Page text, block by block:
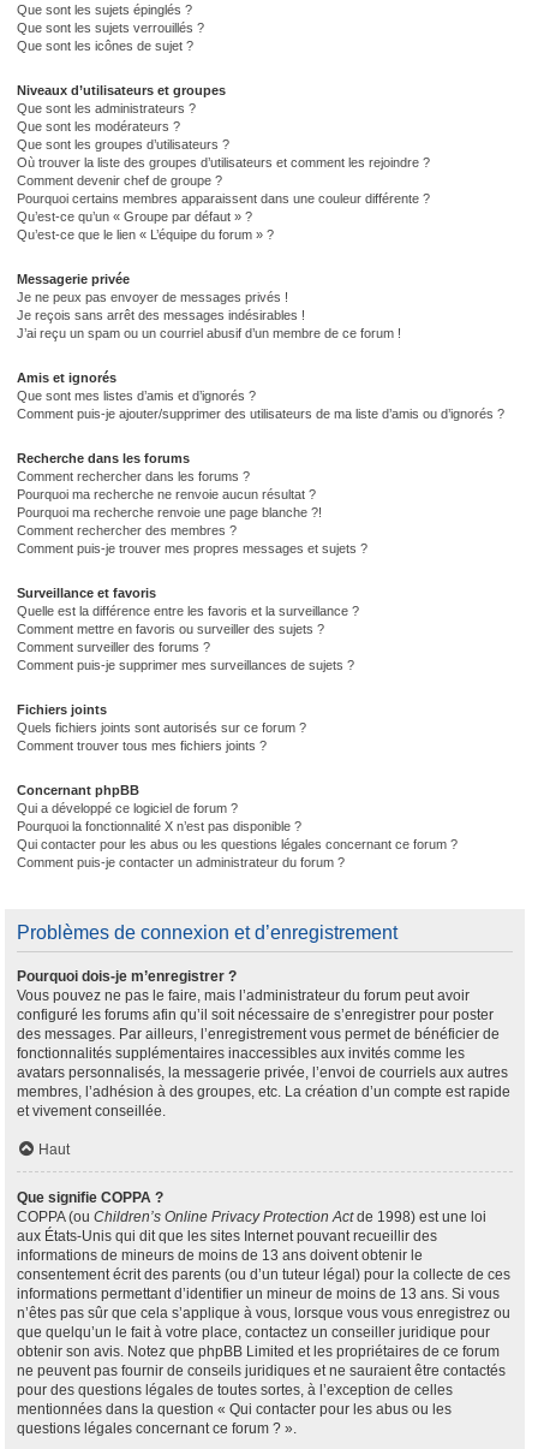
Que sont les sujets épinglés ?
Que sont les sujets verrouillés ?
Que sont les icônes de sujet ?
Niveaux d’utilisateurs et groupes
Que sont les administrateurs ?
Que sont les modérateurs ?
Que sont les groupes d’utilisateurs ?
Où trouver la liste des groupes d’utilisateurs et comment les rejoindre ?
Comment devenir chef de groupe ?
Pourquoi certains membres apparaissent dans une couleur différente ?
Qu’est-ce qu’un « Groupe par défaut » ?
Qu’est-ce que le lien « L’équipe du forum » ?
Messagerie privée
Je ne peux pas envoyer de messages privés !
Je reçois sans arrêt des messages indésirables !
J’ai reçu un spam ou un courriel abusif d’un membre de ce forum !
Amis et ignorés
Que sont mes listes d’amis et d’ignorés ?
Comment puis-je ajouter/supprimer des utilisateurs de ma liste d’amis ou d’ignorés ?
Recherche dans les forums
Comment rechercher dans les forums ?
Pourquoi ma recherche ne renvoie aucun résultat ?
Pourquoi ma recherche renvoie une page blanche ?!
Comment rechercher des membres ?
Comment puis-je trouver mes propres messages et sujets ?
Surveillance et favoris
Quelle est la différence entre les favoris et la surveillance ?
Comment mettre en favoris ou surveiller des sujets ?
Comment surveiller des forums ?
Comment puis-je supprimer mes surveillances de sujets ?
Fichiers joints
Quels fichiers joints sont autorisés sur ce forum ?
Comment trouver tous mes fichiers joints ?
Concernant phpBB
Qui a développé ce logiciel de forum ?
Pourquoi la fonctionnalité X n’est pas disponible ?
Qui contacter pour les abus ou les questions légales concernant ce forum ?
Comment puis-je contacter un administrateur du forum ?
Problèmes de connexion et d’enregistrement
Pourquoi dois-je m’enregistrer ?
Vous pouvez ne pas le faire, mais l’administrateur du forum peut avoir
configuré les forums afin qu’il soit nécessaire de s’enregistrer pour poster
des messages. Par ailleurs, l’enregistrement vous permet de bénéficier de
fonctionnalités supplémentaires inaccessibles aux invités comme les
avatars personnalisés, la messagerie privée, l’envoi de courriels aux autres
membres, l’adhésion à des groupes, etc. La création d’un compte est rapide
et vivement conseillée.
Haut
Que signifie COPPA ?
COPPA (ou Children’s Online Privacy Protection Actde 1998) est une loi
aux États-Unis qui dit que les sites Internet pouvant recueillir des
informations de mineurs de moins de 13 ans doivent obtenir le
consentement écrit des parents (ou d’un tuteur légal) pour la collecte de ces
informations permettant d’identifier un mineur de moins de 13 ans. Si vous
n’êtes pas sûr que cela s’applique à vous, lorsque vous vous enregistrez ou
que quelqu’un le fait à votre place, contactez un conseiller juridique pour
obtenir son avis. Notez que phpBB Limited et les propriétaires de ce forum
ne peuvent pas fournir de conseils juridiques et ne sauraient être contactés
pour des questions légales de toutes sortes, à l’exception de celles
mentionnées dans la question « Qui contacter pour les abus ou les
questions légales concernant ce forum ? ».